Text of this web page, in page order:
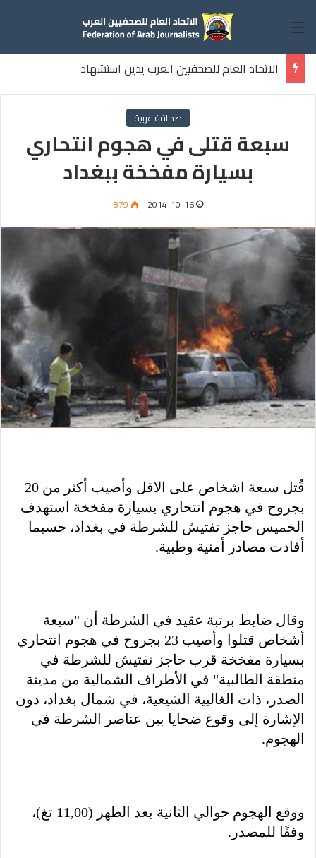
القائمة
الاتحاد العام للصحفيين العرب يدين استشهاد
ثلاثة صحفيين فلسطينيين باستهداف إسرائيلي وسط قطاع غزة
صحافة عربية
سبعة قتلى في هجوم انتحاري
بسيارة مفخخة ببغداد
2014-10-16
879
قُتل سبعة اشخاص على الاقل وأصيب أكثر من 20
بجروح في هجوم انتحاري بسيارة مفخخة استهدف
الخميس حاجز تفتيش للشرطة في بغداد، حسبما
أفادت مصادر أمنية وطبية.
وقال ضابط برتبة عقيد في الشرطة أن "سبعة
أشخاص قتلوا وأصيب 23 بجروح في هجوم انتحاري
بسيارة مفخخة قرب حاجز تفتيش للشرطة في
منطقة الطالبية" في الأطراف الشمالية من مدينة
الصدر، ذات الغالبية الشيعية، في شمال بغداد، دون
الإشارة إلى وقوع ضحايا بين عناصر الشرطة في
الهجوم.
ووقع الهجوم حوالي الثانية بعد الظهر (11,00 تغ)،
وفقًا للمصدر.